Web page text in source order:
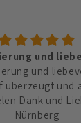
und
und
überzeugt und
Dank und
Nürnberg